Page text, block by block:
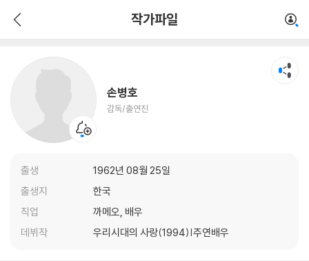
작가파일
손병호
감독/출연진
출생
1962년 08월 25일
출생지
한국
직업
까메오, 배우
데뷔작
우리시대의 사랑(1994)|주연배우